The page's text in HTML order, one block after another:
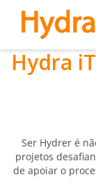
Hydra
Ser Hydrer é
projetos
de apoiar o